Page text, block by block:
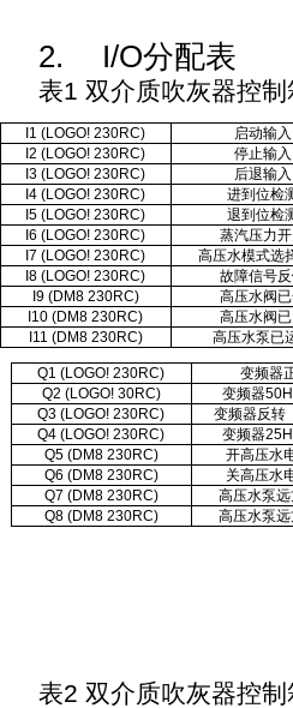
2. I/O分配表
表1 双介质吹灰器控
I1 (LOGO! 230RC)
启动输入
I2 (LOGO! 230RC)
停止输入
I3 (LOGO! 230RC)
后退输入
I4 (LOGO! 230RC)
进到位检
I5 (LOGO! 230RC)
退到位检
I6 (LOGO! 230RC)
蒸汽压力
I7 (LOGO! 230RC)
高压水模式选
I8 (LOGO! 230RC)
故障信号
I9 (DM8 230RC)
高压水阀
I10 (DM8 230RC)
高压水阀
I11 (DM8 230RC)
高压水泵已
Q1 (LOGO! 230RC)
变频器
Q2 (LOGO! 30RC)
变频器
Q3 (LOGO! 230RC)
变频器
Q4 (LOGO! 230RC)
变频器
Q5 (DM8 230RC)
开高压水
Q6 (DM8 230RC)
关高压水
Q7 (DM8 230RC)
高压水泵
Q8 (DM8 230RC)
高压水泵
表2 双介质吹灰器控